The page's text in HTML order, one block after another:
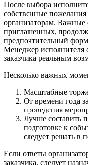
После выбора
собственные
организаторам. Важные
приглашенных,
предпочтительный
Менеджер исполнителя
заказчика реальным
Несколько важных
Масштабные
От времени года
проведения
Лучше составить
подготовке к
следует решать в
Если ответы
заказчика, следует